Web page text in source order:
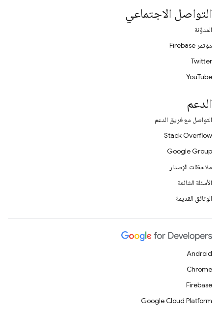
التواصل الاجتماعي
المدوّنة
مؤتمر Firebase
Twitter
YouTube
الدعم
التواصل مع فريق الدعم
Stack Overflow
Google Group
ملاحظات الإصدار
الأسئلة الشائعة
الوثائق القديمة
Android
Chrome
Firebase
Google Cloud Platform